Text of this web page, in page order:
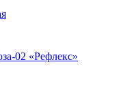
02 «Рефлекс»